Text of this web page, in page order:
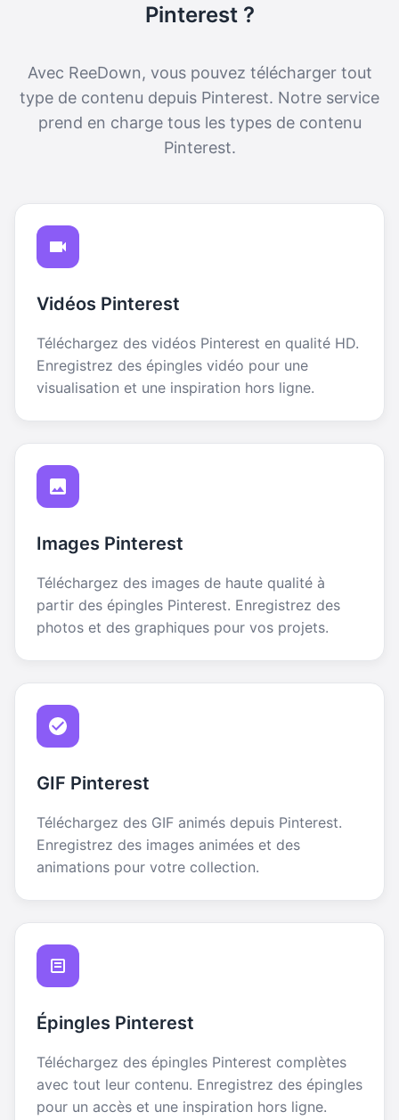
Pinterest ?
Avec ReeDown, vous pouvez télécharger tout
type de contenu depuis Pinterest. Notre service
prend en charge tous les types de contenu
Pinterest.
Vidéos Pinterest
Téléchargez des vidéos Pinterest en qualité HD.
Enregistrez des épingles vidéo pour une
visualisation et une inspiration hors ligne.
Images Pinterest
Téléchargez des images de haute qualité à
partir des épingles Pinterest. Enregistrez des
photos et des graphiques pour vos projets.
GIF Pinterest
Téléchargez des GIF animés depuis Pinterest.
Enregistrez des images animées et des
animations pour votre collection.
Épingles Pinterest
Téléchargez des épingles Pinterest complètes
avec tout leur contenu. Enregistrez des épingles
pour un accès et une inspiration hors ligne.